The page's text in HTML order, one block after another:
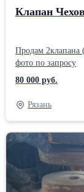
Клапан
Продам 2клапана
фото по запросу
80 000 руб.
Рязань